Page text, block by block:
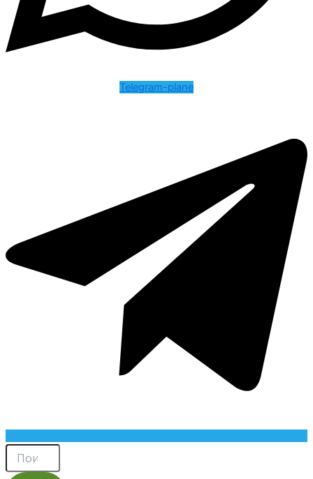
Telegram-plane